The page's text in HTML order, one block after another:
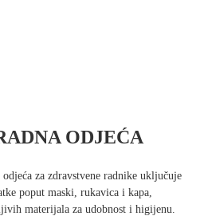
ODJEĆA
za zdravstvene radnike uključuje
poput maski, rukavica i kapa,
materijala za udobnost i higijenu.